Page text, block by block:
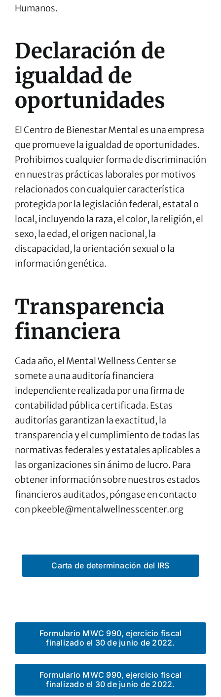
Humanos.
Declaración de
igualdad de
oportunidades
El Centro de Bienestar Mental es una empresa
que promueve la igualdad de oportunidades.
Prohibimos cualquier forma de discriminación
en nuestras prácticas laborales por motivos
relacionados con cualquier característica
protegida por la legislación federal, estatal o
local, incluyendo la raza, el color, la religión, el
sexo, la edad, el origen nacional, la
discapacidad, la orientación sexual o la
información genética.
Transparencia
financiera
Cada año, el Mental Wellness Center se
somete a una auditoría financiera
independiente realizada por una firma de
contabilidad pública certificada. Estas
auditorías garantizan la exactitud, la
transparencia y el cumplimiento de todas las
normativas federales y estatales aplicables a
las organizaciones sin ánimo de lucro. Para
obtener información sobre nuestros estados
financieros auditados, póngase en contacto
con pkeeble@mentalwellnesscenter.org
Carta de determinación del IRS
Formulario MWC 990, ejercicio fiscal
finalizado el 30 de junio de 2022.
Formulario MWC 990, ejercicio fiscal
finalizado el 30 de junio de 2022.